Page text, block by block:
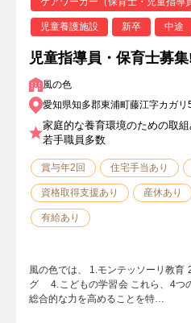
児童養護施設 新卒 中途
児童指導員・保育士募
風の色
愛知県知多郡東浦町藤江字カガリ
家庭的な養育環境のための取
若手職員多数
賞与年2回 住宅手当あり
資格取得支援あり 産休あり
有給あり
風の色では、 1.モンテッソーリ教
グ 4.こどもの学習会 これら、4つ
総合的な力を高めることを特…